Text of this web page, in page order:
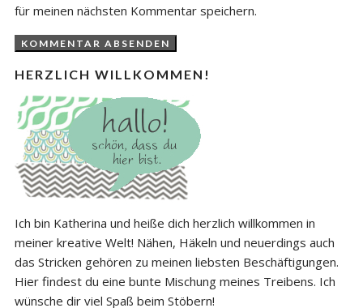
für meinen nächsten Kommentar speichern.
HERZLICH WILLKOMMEN!
Ich bin Katherina und heiße dich herzlich willkommen in
meiner kreative Welt! Nähen, Häkeln und neuerdings auch
das Stricken gehören zu meinen liebsten Beschäftigungen.
Hier findest du eine bunte Mischung meines Treibens. Ich
wünsche dir viel Spaß beim Stöbern!